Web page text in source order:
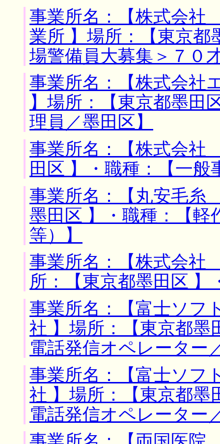
事業所名：【株式会
業所 】場所：【東京都
場警備員大募集＞７０
事業所名：【株式会社
】場所：【東京都墨田
理員／墨田区】
事業所名：【株式会社
田区 】・職種：【一
事業所名：【丸安毛糸
墨田区 】・職種：【軽
等）】
事業所名：【株式会
所：【東京都墨田区
事業所名：【富士ソ
社 】場所：【東京都墨
電話発信オペレーター
事業所名：【富士ソ
社 】場所：【東京都墨
電話発信オペレーター